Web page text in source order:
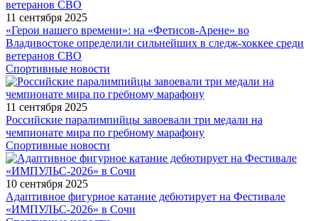
11 сентября 2025
«Герои нашего времени»: на «Фетисов-Арене» во
Владивостоке определили сильнейших в следж-хоккее среди
ветеранов СВО
Спортивные новости
11 сентября 2025
Российские паралимпийцы завоевали три медали на
чемпионате мира по гребному марафону
Спортивные новости
10 сентября 2025
Адаптивное фигурное катание дебютирует на Фестивале
«ИМПУЛЬС-2026» в Сочи